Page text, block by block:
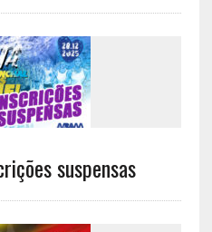
suspensas